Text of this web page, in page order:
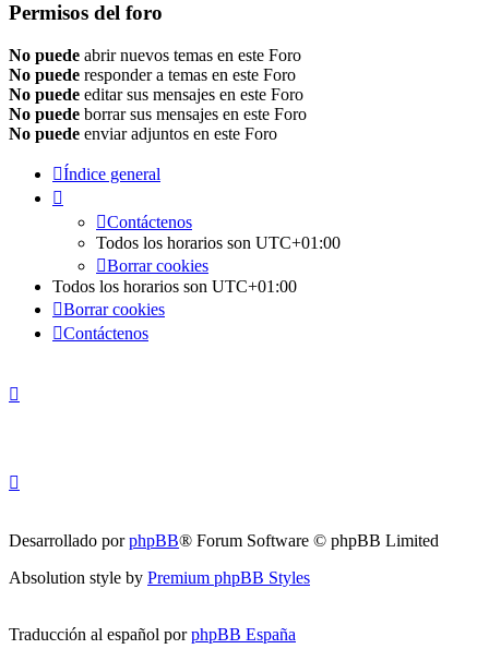
Permisos del foro
No puede abrir nuevos temas en este Foro
No puede responder a temas en este Foro
No puede editar sus mensajes en este Foro
No puede borrar sus mensajes en este Foro
No puede enviar adjuntos en este Foro
Índice general
Contáctenos
Todos los horarios son UTC+01:00
Borrar cookies
Todos los horarios son UTC+01:00
Borrar cookies
Contáctenos
Desarrollado porphpBB® Forum Software © phpBB Limited
Absolution style by Premium phpBB Styles
Traducción al español porphpBB España